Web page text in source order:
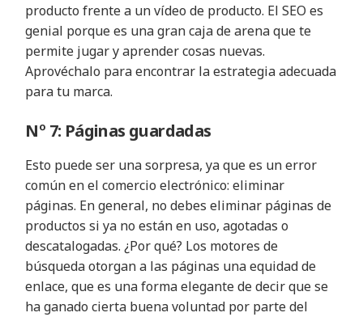
producto frente a un vídeo de producto. El SEO es
genial porque es una gran caja de arena que te
permite jugar y aprender cosas nuevas.
Aprovéchalo para encontrar la estrategia adecuada
para tu marca.
Nº 7: Páginas guardadas
Esto puede ser una sorpresa, ya que es un error
común en el comercio electrónico: eliminar
páginas. En general, no debes eliminar páginas de
productos si ya no están en uso, agotadas o
descatalogadas. ¿Por qué? Los motores de
búsqueda otorgan a las páginas una equidad de
enlace, que es una forma elegante de decir que se
ha ganado cierta buena voluntad por parte del